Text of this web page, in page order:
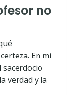
no
En mi
verdad y la